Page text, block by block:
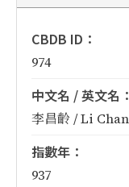
CBDB ID：
974
中文名 / 英文名：
李昌齡 / Li
指數年：
937